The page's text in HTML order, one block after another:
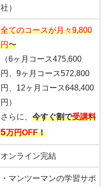
社）
全てのコースが月々9,800
円〜
（6ヶ月コース475,600
円、9ヶ月コース572,800
円、12ヶ月コース648,400
円）
さらに、 今すぐ割で受講料
5万円OFF！
オンライン完結
・マンツーマンの学習サポ